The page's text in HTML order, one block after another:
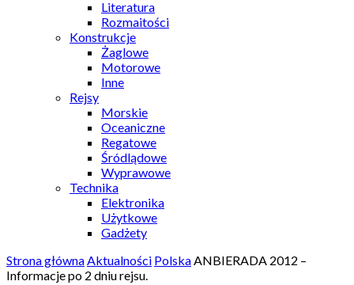
Literatura
Rozmaitości
Konstrukcje
Żaglowe
Motorowe
Inne
Rejsy
Morskie
Oceaniczne
Regatowe
Śródlądowe
Wyprawowe
Technika
Elektronika
Użytkowe
Gadżety
Strona głównaAktualności PolskaANBIERADA 2012 –
Informacje po 2 dniu rejsu.